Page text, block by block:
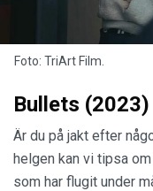
Foto: TriArt Film.
Bullets (2023)
Är du på jakt efter
helgen kan vi tipsa om
som har flugit under